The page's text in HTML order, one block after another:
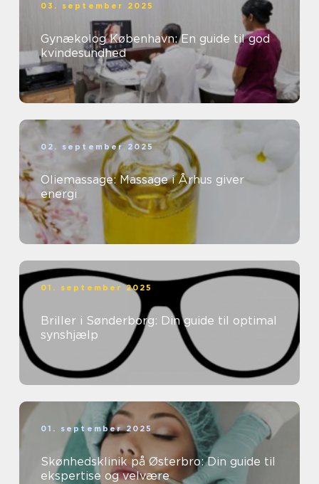
03. september 2025
Gynækolog København: En guide til god
kvindesundhed
02. september 2025
Oliemassage: Massage i Århus giver
energi
01. september 2025
Briller i Sønderborg: Din guide til optimal
synshjælp
01. september 2025
Skønhedsklinik på Østerbro: Din guide til
ekspertise og velvære